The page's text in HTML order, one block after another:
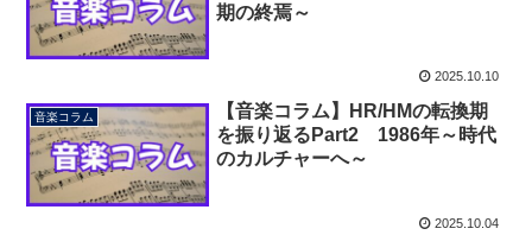
期の終焉～
2025.10.10
音楽コラム
【音楽コラム】HR/HMの転換期
を振り返るPart2 1986年～時代
のカルチャーへ～
2025.10.04